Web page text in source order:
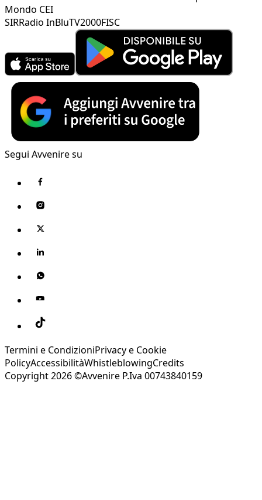
Mondo CEI
SIRRadio InBluTV2000FISC
Segui Avvenire su
Termini e CondizioniPrivacy e Cookie
PolicyAccessibilitàWhistleblowingCredits
Copyright 2026 ©Avvenire P.Iva 00743840159